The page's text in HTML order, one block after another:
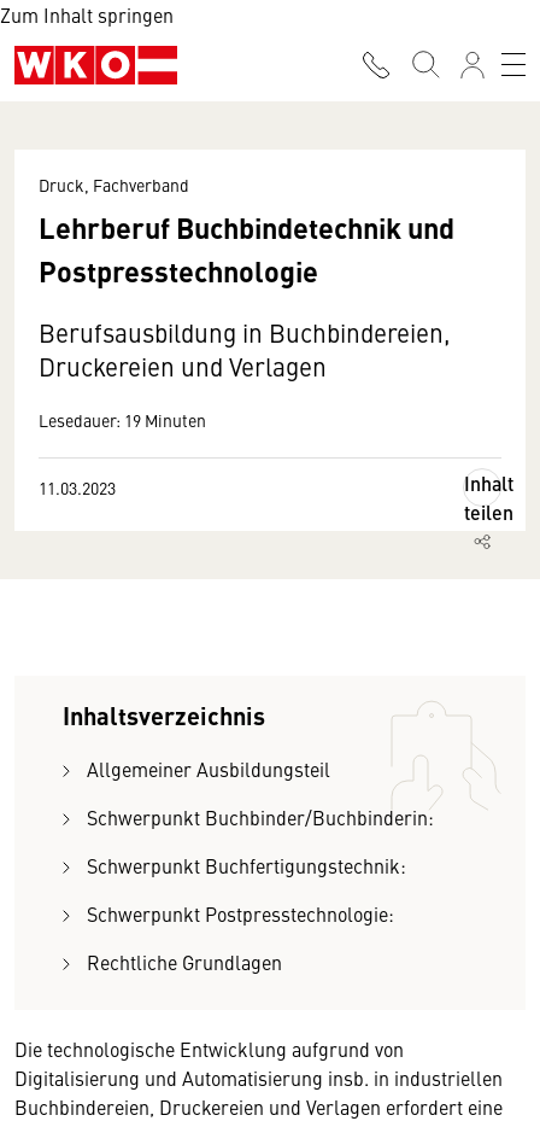
Zum Inhalt springen
Druck, Fachverband
Lehrberuf Buchbindetechnik und
Postpresstechnologie
Berufsausbildung in Buchbindereien,
Druckereien und Verlagen
Lesedauer: 19 Minuten
11.03.2023
Inhalt
teilen
Inhaltsverzeichnis
Allgemeiner Ausbildungsteil
Schwerpunkt Buchbinder/Buchbinderin:
Schwerpunkt Buchfertigungstechnik:
Schwerpunkt Postpresstechnologie:
Rechtliche Grundlagen
Die technologische Entwicklung aufgrund von
Digitalisierung und Automatisierung insb. in industriellen
Buchbindereien, Druckereien und Verlagen erfordert eine